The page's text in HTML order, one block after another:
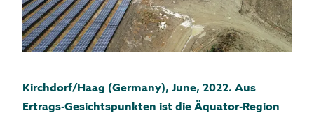
Kirchdorf/Haag (Germany), June, 2022. Aus
Ertrags-Gesichtspunkten ist die Äquator-Region